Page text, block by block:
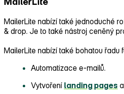
MailerLite nabízí také jednoduché
& drop. Je to také nástroj ceněný
MailerLite nabízí také bohatou řadu
Automatizace e‑mailů.
Vytvoření landing pages